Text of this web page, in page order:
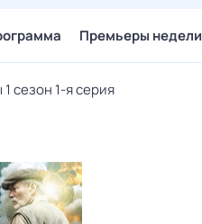
Премьеры недели
сезон 1-я серия